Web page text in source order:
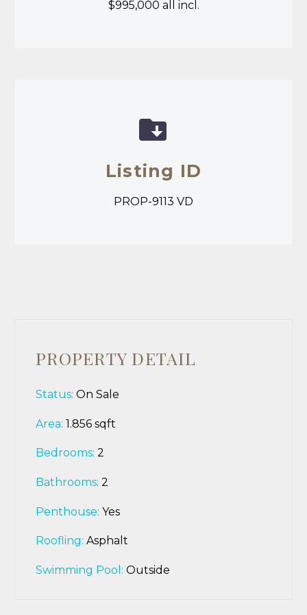
$995,000 all incl.


Listing ID
PROP-9113 VD
PROPERTY DETAIL
Status: On Sale
Area: 1.856 sqft
Bedrooms: 2
Bathrooms: 2
Penthouse: Yes
Roofling: Asphalt
Swimming Pool: Outside